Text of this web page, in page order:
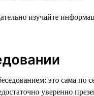
изучайте
это сама по
уверенно